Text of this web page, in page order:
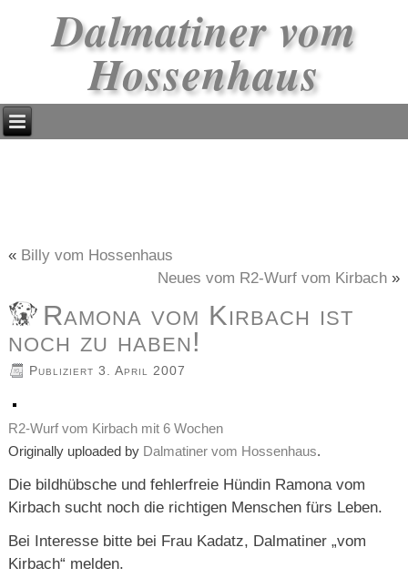
Dalmatiner vom
Hossenhaus
« Billy vom Hossenhaus
Neues vom R2-Wurf vom Kirbach»
Ramona vom Kirbach ist
noch zu haben!
Publiziert 3. April 2007
R2-Wurf vom Kirbach mit 6 Wochen
Originally uploaded by Dalmatiner vom Hossenhaus.
Die bildhübsche und fehlerfreie Hündin Ramona vom
Kirbach sucht noch die richtigen Menschen fürs Leben.
Bei Interesse bitte bei Frau Kadatz, Dalmatiner „vom
Kirbach“ melden.